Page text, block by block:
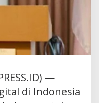
—
di Indonesia